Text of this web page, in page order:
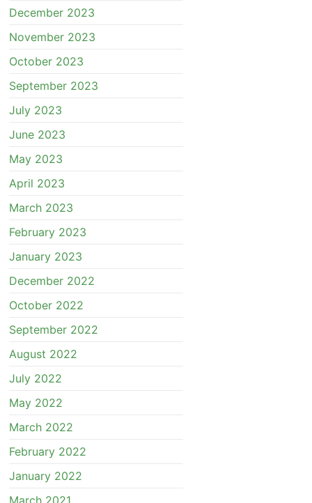
December 2023
November 2023
October 2023
September 2023
July 2023
June 2023
May 2023
April 2023
March 2023
February 2023
January 2023
December 2022
October 2022
September 2022
August 2022
July 2022
May 2022
March 2022
February 2022
January 2022